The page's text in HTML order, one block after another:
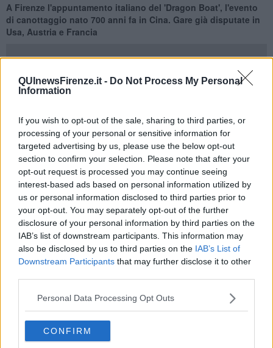
QUInewsFirenze.it - Do Not Process My Personal
Information
If you wish to opt-out of the sale, sharing to third parties, or
processing of your personal or sensitive information for
targeted advertising by us, please use the below opt-out
section to confirm your selection. Please note that after your
opt-out request is processed you may continue seeing
interest-based ads based on personal information utilized by
us or personal information disclosed to third parties prior to
your opt-out. You may separately opt-out of the further
disclosure of your personal information by third parties on the
IAB’s list of downstream participants. This information may
also be disclosed by us to third parties on the IAB’s List of
Downstream Participants that may further disclose it to other
Personal Data Processing Opt Outs
CONFIRM
A Firenze l'appuntamento italiano del 'Dragon Boat', l'evento
di canottaggio nato 700 anni fa in Cina. Gare già disputate in
Usa, Austria e Francia
assistere alla pittoresca gara in Arno. Una tradizione, quella del
'Dragon Boat', nata sette secoli fa in Cina nella città diHangzhou
più precisamente nel Villaggio di Jiangcun, all'epoca della dinastia
dei Ming. Hangzhou, tra l'altro, è una città che vanta un'economia
in costante crescita, una storia molto antica, uno sviluppato turismo
culturale e nei secoli è stata anche la capitale della dinastia Song.
Diciotto le squadre in gara, fra cui la Canottieri Firenze nell'evento
organizzato dall'associazione di protezione civile cinese
RamUnion, rappresentata in Italia daLuca Zhou Long e fondata
nel 2003 con finalità di assistenza sociale a favore degli anziani, dei
disabili e dei meno abbienti.
Si tratta di una gara, ma anche di un evento culturale e sociale di
esprimono attraverso la rappresentazione della paura del Drago,
che è un simbolo di culto, soprattutto nella civiltà contadina.